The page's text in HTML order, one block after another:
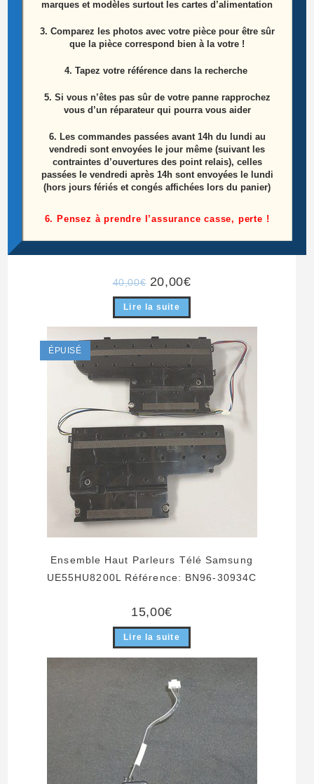
40,00€ Le
prix
initial
était :
40,00€.
20,00€Le
actuel
20,00€.
Lire la suite
ÉPUISÉ
Ensemble Haut Parleurs Télé Samsung
UE55HU8200L Référence: BN96-30934C
15,00€
Lire la suite
marques et modèles surtout les cartes d’alimentation
3. Comparez les photos avec votre pièce pour être sûr
que la pièce correspond bien à la votre !
4. Tapez votre référence dans la recherche
5. Si vous n’êtes pas sûr de votre panne rapprochez
vous d’un réparateur qui pourra vous aider
6. Les commandes passées avant 14h du lundi au
vendredi sont envoyées le jour même (suivant les
contraintes d’ouvertures des point relais), celles
passées le vendredi après 14h sont envoyées le lundi
(hors jours fériés et congés affichées lors du panier)
6. Pensez à prendre l’assurance casse, perte !